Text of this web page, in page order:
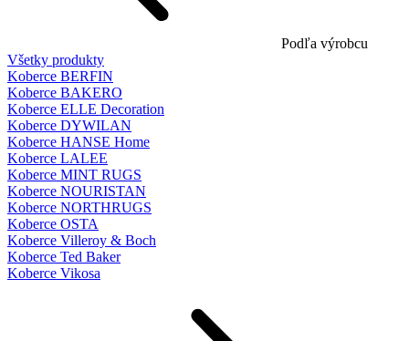
Podľa výrobcu
Všetky produkty
Koberce BERFIN
Koberce BAKERO
Koberce ELLE Decoration
Koberce DYWILAN
Koberce HANSE Home
Koberce LALEE
Koberce MINT RUGS
Koberce NOURISTAN
Koberce NORTHRUGS
Koberce OSTA
Koberce Villeroy & Boch
Koberce Ted Baker
Koberce Vikosa